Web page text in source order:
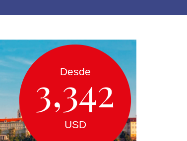
Desde
3,342
USD